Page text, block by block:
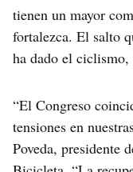
tienen un mayor
fortalezca. El salto
ha dado el
“El Congreso
tensiones en
Poveda, presidente